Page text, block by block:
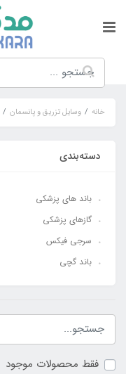
خانه وسایل تزریق و پانسمان
دسته‌بندی
باند های پزشکی
گازهای پزشکی
سرجی فیکس
باند گچی
فقط محصولات موجود